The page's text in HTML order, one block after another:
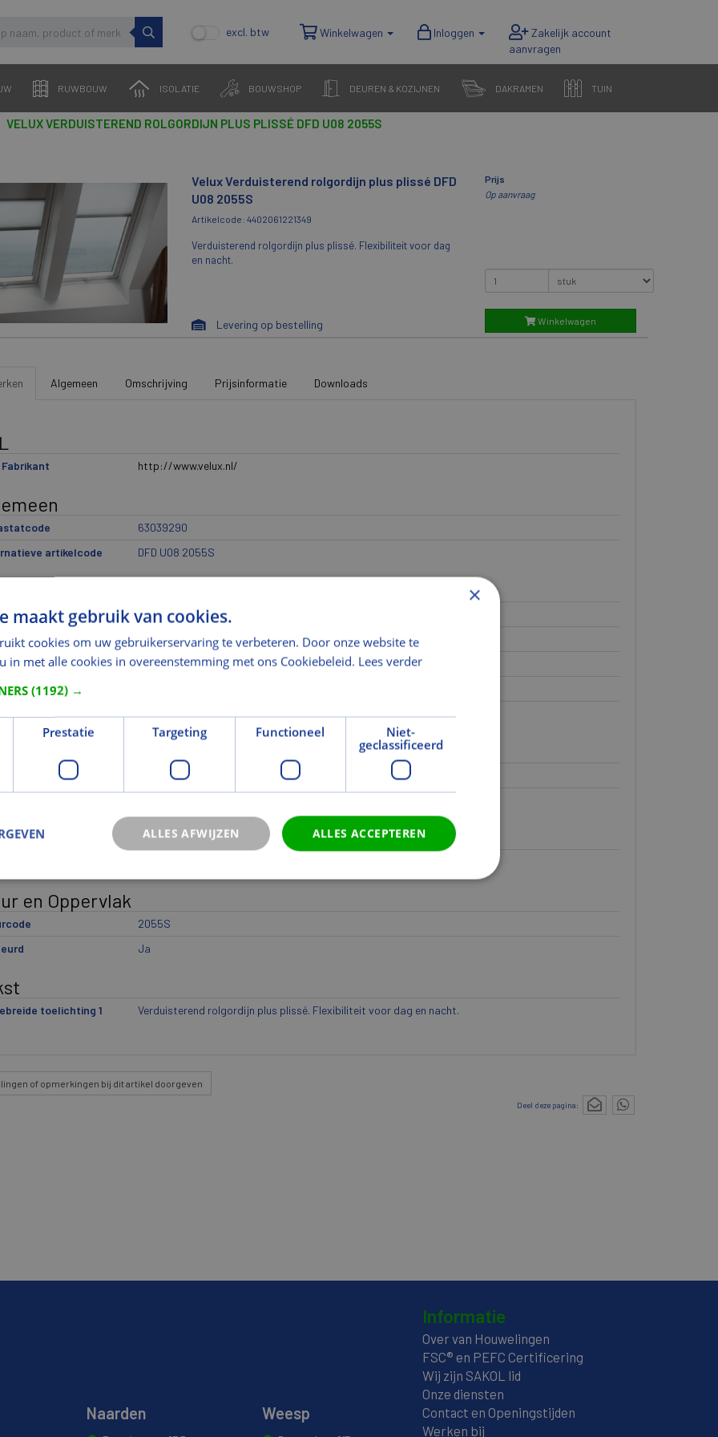
excl. btw Winkelwagen Inloggen
RUWBOUW ISOLATIE BOUWSHOP DEUREN & KOZIJNEN DAKRAMEN TUIN
VELUX VERDUISTEREND ROLGORDIJN PLUS PLISSÉ DFD U08 2055S
Velux Verduisterend rolgordijn plus plissé DFD
U08 2055S
Artikelcode: 4402061221349
Verduisterend rolgordijn plus plissé. Flexibiliteit voor dag
en nacht.
Levering op bestelling
Prijs
Op aanvraag
Winkelwagen
Algemeen Omschrijving Prijsinformatie Downloads
Fabrikant http://www.velux.nl/
63039290
artikelcode
DFD U08 2055S
1
Raamdecoratie
2
Verduisterend rolgordijn plus plissé
3
DFD
4
5
2055S
en Oppervlak
2055S
Ja
toelichting 1 Verduisterend rolgordijn plus plissé. Flexibiliteit voor dag en nacht.
of opmerkingen bij dit artikel doorgeven
Deel deze pagina:
Naarden Weesp
Informatie
Over van Houwelingen
FSC® en PEFC Certificering
Wij zijn SAKOL lid
Onze diensten
Contact en Openingstijden
Werken bij
×
maakt gebruik van cookies.
cookies om uw gebruikerservaring te verbeteren. Door onze website te
in met alle cookies in overeenstemming met ons Cookiebeleid. Lees verder
(1192) →
Prestatie Targeting Functioneel
Niet-
geclassificeerd
ALLES ACCEPTEREN
ALLES AFWIJZEN